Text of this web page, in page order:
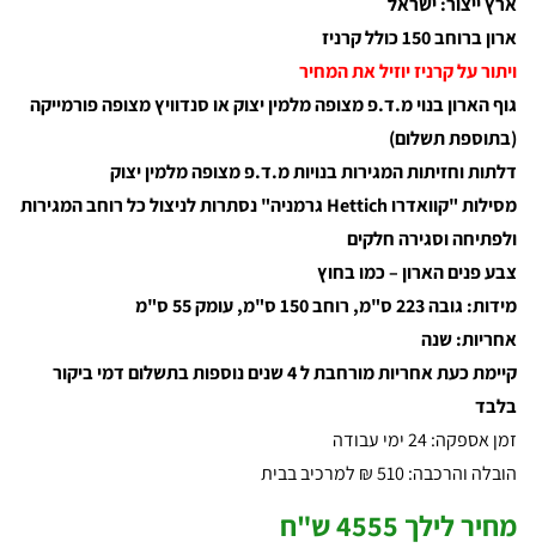
ארון ברוחב 150 כולל קרניז
ויתור על קרניז יוזיל את המחיר
גוף הארון בנוי מ.ד.פ מצופה מלמין יצוק או סנדוויץ מצופה פורמייקה
(בתוספת תשלום)
דלתות וחזיתות המגירות בנויות מ.ד.פ מצופה מלמין יצוק
מסילות "קוואדרו Hettich גרמניה" נסתרות לניצול כל רוחב המגירות
ולפתיחה וסגירה חלקים
צבע פנים הארון – כמו בחוץ
מידות: גובה 223 ס"מ, רוחב 150 ס"מ, עומק 55 ס"מ
אחריות: שנה
קיימת כעת אחריות מורחבת ל 4 שנים נוספות בתשלום דמי ביקור
בלבד
זמן אספקה: 24 ימי עבודה
הובלה והרכבה: 510 ₪ למרכיב בבית
מחיר לילך 4555 ש"ח